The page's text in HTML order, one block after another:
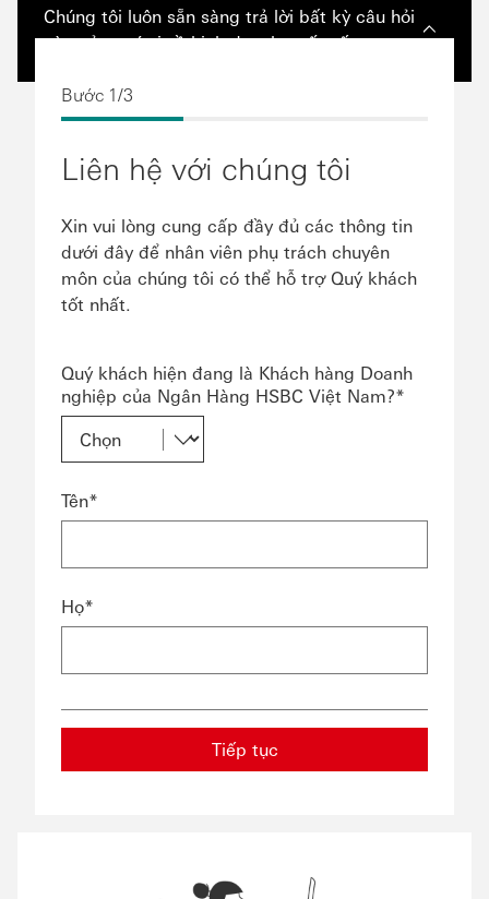
Chúng tôi luôn sẵn sàng trả lời bất kỳ câu hỏi
nào của quý vị về kinh doanh quốc tế.
Bước 1/3
Liên hệ với chúng tôi
Xin vui lòng cung cấp đầy đủ các thông tin
dưới đây để nhân viên phụ trách chuyên
môn của chúng tôi có thể hỗ trợ Quý khách
tốt nhất.
Quý khách hiện đang là Khách hàng Doanh
nghiệp của Ngân Hàng HSBC Việt Nam?*
Tên*
Họ*
Tiếp tục